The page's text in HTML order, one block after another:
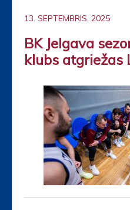
13. SEPTEMBRIS, 2025
BK Jelgava
klubs atgriežas